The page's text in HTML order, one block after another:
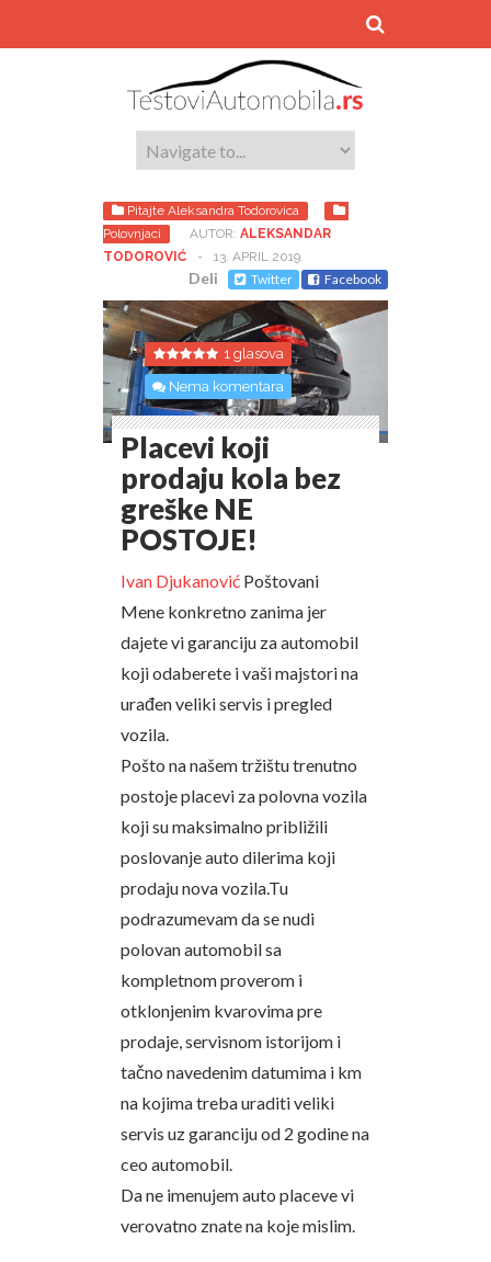
Pitajte Aleksandra Todorovica
Polovnjaci
AUTOR: ALEKSANDAR
TODOROVIĆ
- 13. APRIL 2019.
Deli Twitter Facebook
1 glasova
Nema komentara
Placevi koji
prodaju kola bez
greške NE
POSTOJE!
Ivan Djukanović Poštovani
Mene konkretno zanima jer
dajete vi garanciju za automobil
koji odaberete i vaši majstori na
urađen veliki servis i pregled
vozila.
Pošto na našem tržištu trenutno
postoje placevi za polovna vozila
koji su maksimalno približili
poslovanje auto dilerima koji
prodaju nova vozila.Tu
podrazumevam da se nudi
polovan automobil sa
kompletnom proverom i
otklonjenim kvarovima pre
prodaje, servisnom istorijom i
tačno navedenim datumima i km
na kojima treba uraditi veliki
servis uz garanciju od 2 godine na
ceo automobil.
Da ne imenujem auto placeve vi
verovatno znate na koje mislim.